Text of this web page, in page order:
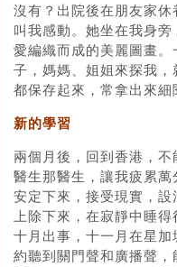
沒有？出院後在朋友家
叫我感動。她坐在我身
愛編織而成的美麗圖畫
子，媽媽、姐姐來探我
都保存起來，常拿出來細
新的學習
兩個月後，回到香港，
醫生那醫生，讓我疲累
安定下來，接受現實，
上除下來，在寂靜中睡
十月出事，十一月在星
約聽到關門聲和廣播聲